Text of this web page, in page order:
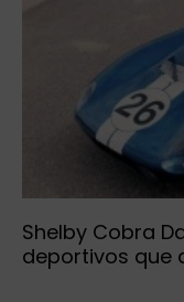
Shelby Cobra
deportivos que